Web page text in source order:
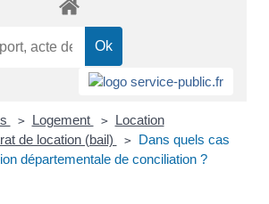
> Logement >
Location
de location (bail)
>
Dans quels cas
départementale de conciliation ?